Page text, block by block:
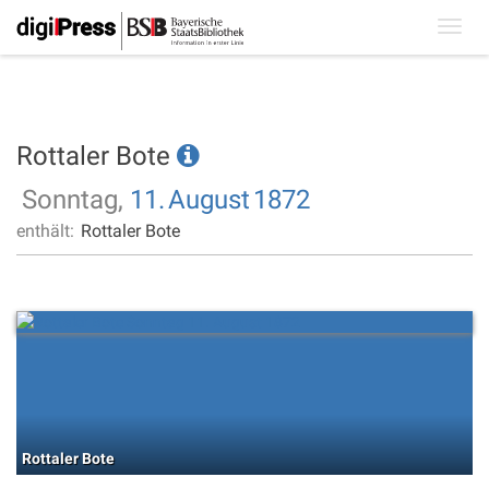
Rottaler Bote
Sonntag, 11.August 1872
enthält: Rottaler Bote
Rottaler Bote